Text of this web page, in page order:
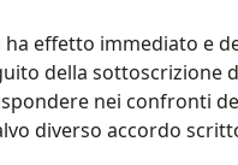
effetto immediato e
della sottoscrizione
nei confronti
diverso accordo